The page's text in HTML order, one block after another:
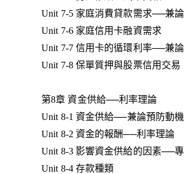
Unit 7-5 家庭消費貸款需求──兼
Unit 7-6 家庭信用卡融資需求
Unit 7-7 信用卡的循環利率──兼
Unit 7-8 保單質押與股票信用交易
第8章 資金供給──利率理論
Unit 8-1 資金供給──兼論預防動機
Unit 8-2 資金的報酬──利率理論
Unit 8-3 影響資金供給的因素──
Unit 8-4 存款種類